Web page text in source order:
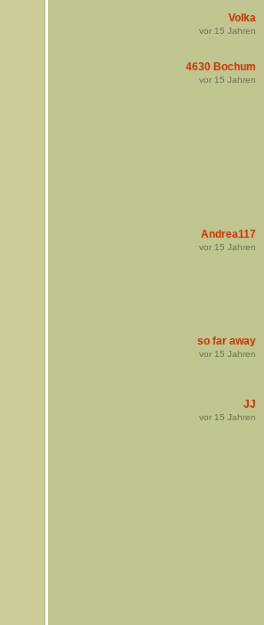
Volka
vor 15 Jahren
4630 Bochum
vor 15 Jahren
Andrea117
vor 15 Jahren
so far away
vor 15 Jahren
JJ
vor 15 Jahren